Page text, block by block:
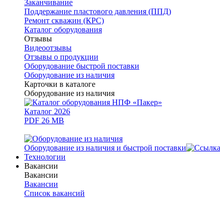
Заканчивание
Поддержание пластового давления (ППД)
Ремонт скважин (КРС)
Каталог оборудования
Отзывы
Видеоотзывы
Отзывы о продукции
Оборудование быстрой поставки
Оборудование из наличия
Карточки в каталоге
Оборудование из наличия
Каталог 2026
PDF 26 MB
Оборудование из наличия и быстрой поставки
Технологии
Вакансии
Вакансии
Вакансии
Список вакансий